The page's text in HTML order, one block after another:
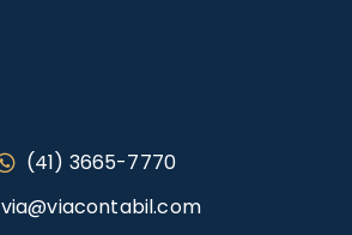
(41) 3665-7770
via@viacontabil.com